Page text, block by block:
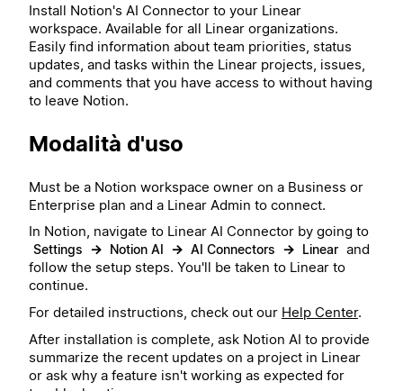
Install Notion's AI Connector to your Linear
workspace. Available for all Linear organizations.
Easily find information about team priorities, status
updates, and tasks within the Linear projects, issues,
and comments that you have access to without having
to leave Notion.
Modalità d'uso
Must be a Notion workspace owner on a Business or
Enterprise plan and a Linear Admin to connect.
In Notion, navigate to Linear AI Connector by going to
Settings → Notion AI → AI Connectors → Linear and
follow the setup steps. You'll be taken to Linear to
continue.
For detailed instructions, check out our Help Center.
After installation is complete, ask Notion AI to provide
summarize the recent updates on a project in Linear
or ask why a feature isn't working as expected for